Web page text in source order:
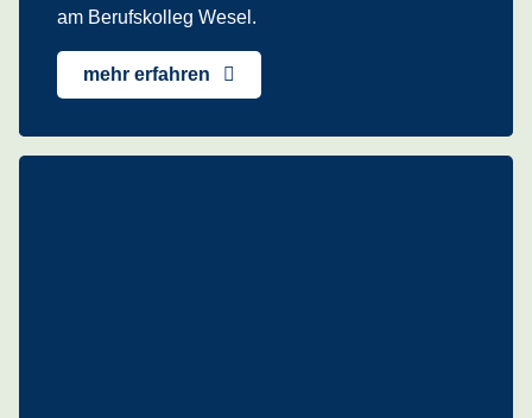
am Berufskolleg Wesel.
mehr erfahren